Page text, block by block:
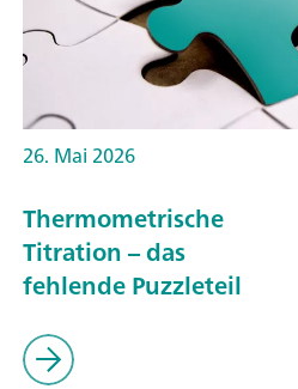
26. Mai 2026
Thermometrische
Titration – das
fehlende Puzzleteil